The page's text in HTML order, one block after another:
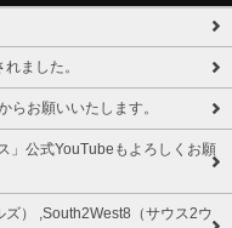
ました。
らお願いいたします。
」公式YouTubeもよろしくお願
） ,South2West8（サウス2ウ